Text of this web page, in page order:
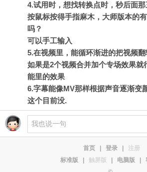
4.试用时，想找转换点时，秒后面那
按鼠标按得手指麻木，大师版本的
吗？
可以手工输入
5.在视频里，能循环渐进的把视频翻
如果是2个视频合并加个专场效果就
能里的效果
6.字幕能像MV那样根据声音逐渐变
这个目前没.
首页 登录
注册
标准版
触屏版 电脑版